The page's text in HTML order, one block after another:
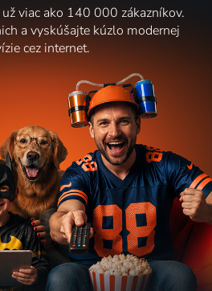
viac ako 140 000 zákazníkov.
a vyskúšajte kúzlo modernej
cez internet.